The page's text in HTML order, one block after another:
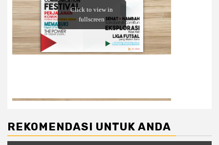
REKOMENDASI UNTUK ANDA